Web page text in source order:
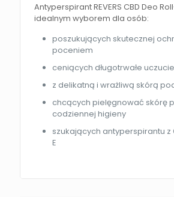
Antyperspirant REVERS CBD Deo
idealnym wyborem dla osób:
poszukujących skutecznej
poceniem
ceniących długotrwałe
z delikatną i wrażliwą skórą
chcących pielęgnować skórę
codziennej higieny
szukających antyperspirantu z
E